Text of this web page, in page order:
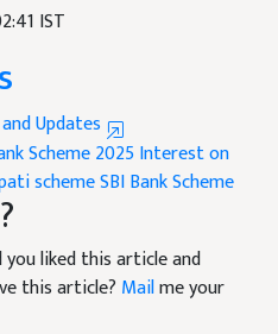
IST
Updates
Scheme 2025Interest on
schemeSBI Bank Scheme
you liked this article and
this article? Mailme your